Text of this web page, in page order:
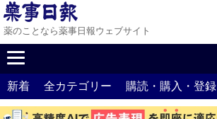
薬のことなら薬事日報ウェブサイト
新着 全カテゴリー 購読・購入・登録